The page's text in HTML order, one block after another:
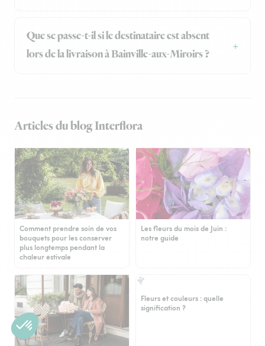
Que se passe-t-il si le destinataire est absent
lors de la livraison à Bainville-aux-Miroirs ?
Articles du blog Interflora
Comment prendre soin de vos
bouquets pour les conserver
plus longtemps pendant la
chaleur estivale
Les fleurs du mois de Juin :
notre guide
Fleurs et couleurs : quelle
signification ?